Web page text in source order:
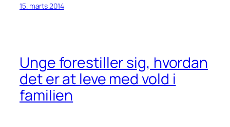
15. marts 2014
Unge forestiller sig, hvordan
det er at leve med vold i
familien